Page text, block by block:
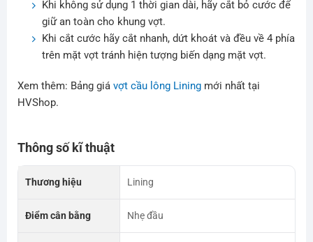
Khi không sử dụng 1 thời gian dài, hãy cắt bỏ cước để
giữ an toàn cho khung vợt.
Khi cắt cước hãy cắt nhanh, dứt khoát và đều về 4 phía
trên mặt vợt tránh hiện tượng biến dạng mặt vợt.
Xem thêm: Bảng giá vợt cầu lông Liningmới nhất tại
HVShop.
Thông số kĩ thuật
Thương hiệu Lining
Điểm cân bằng Nhẹ đầu